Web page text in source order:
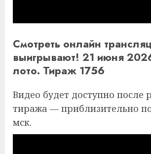
Смотреть онлайн
выигрывают! 21 июня
лото. Тираж 1756
Видео будет доступно после
тиража — приблизительно
мск.